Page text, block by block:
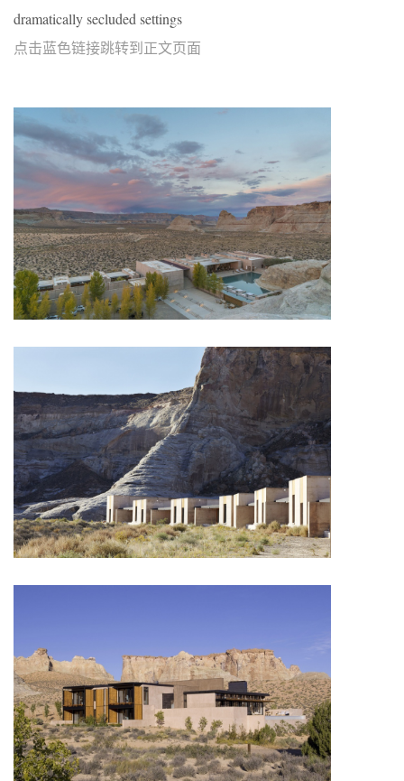
dramatically secluded settings
点击蓝色链接跳转到正文页面